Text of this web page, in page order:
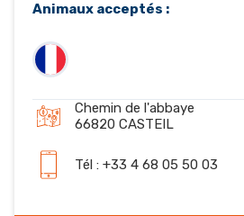
Animaux acceptés :
Chemin de l'abbaye
66820 CASTEIL
Tél : +33 4 68 05 50 03